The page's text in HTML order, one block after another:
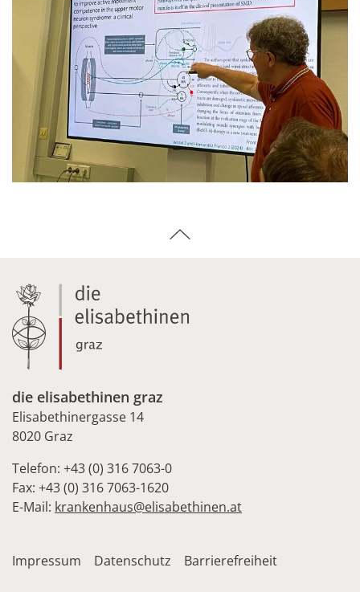
die elisabethinen graz
Elisabethinergasse 14
8020 Graz
Telefon: +43 (0) 316 7063-0
Fax: +43 (0) 316 7063-1620
E-Mail: krankenhaus@elisabethinen.at
Impressum Datenschutz Barrierefreiheit